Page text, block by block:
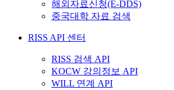
해외자료신청(E-DDS)
중국대학 자료 검색
RISS API 센터
RISS 검색 API
KOCW 강의정보 API
WILL 연계 API